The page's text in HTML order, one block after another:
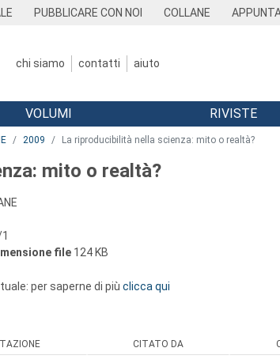
PUBBLICARE CON NOI COLLANE
chi siamo contatti aiuto
VOLUMI RIVISTE
2009 La riproducibilità nella scienza: mito o realtà?
mito o realtà?
file 124 KB
per saperne di più clicca qui
CITATO DA